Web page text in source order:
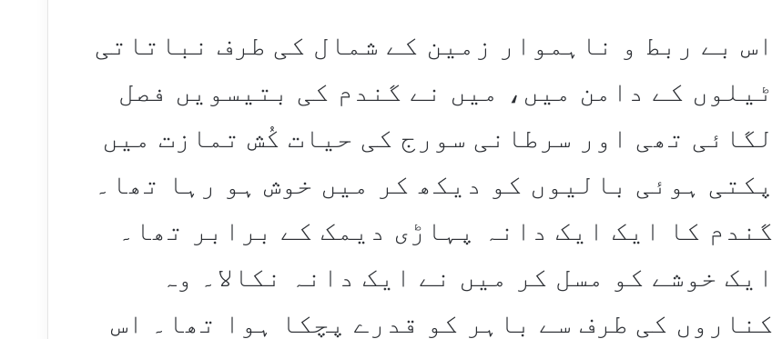
اس بے ربط و ناہموار زمین کے شمال کی طرف نباتاتی
ٹیلوں کے دامن میں، میں نے گندم کی بتیسویں فصل
لگائی تھی اور سرطانی سورج کی حیات کُش تمازت میں
پکتی ہوئی بالیوں کو دیکھ کر میں خوش ہو رہا تھا۔
گندم کا ایک ایک دانہ پہاڑی دیمک کے برابر تھا۔
ایک خوشے کو مسل کر میں نے ایک دانہ نکالا۔ وہ
کناروں کی طرف سے باہر کو قدرے پچکا ہوا تھا۔ اس